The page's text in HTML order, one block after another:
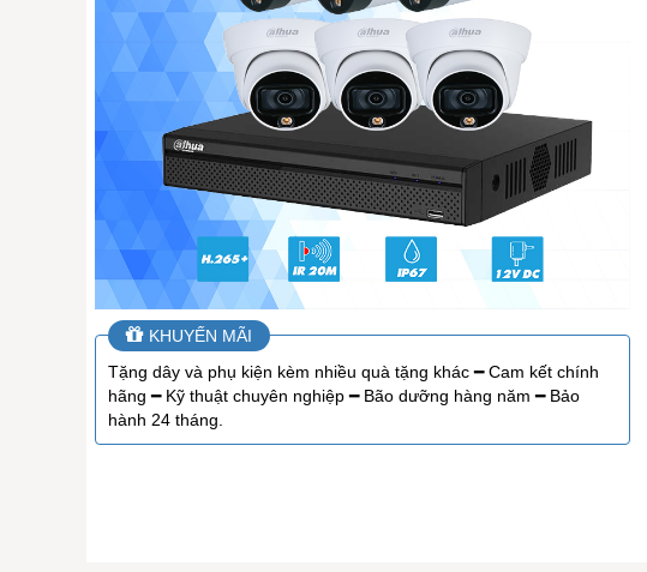
KHUYẾN MÃI
Tặng dây và phụ kiện kèm nhiều quà tặng khác ━ Cam kết chính
hãng ━ Kỹ thuật chuyên nghiệp ━ Bão dưỡng hàng năm ━ Bảo
hành 24 tháng.